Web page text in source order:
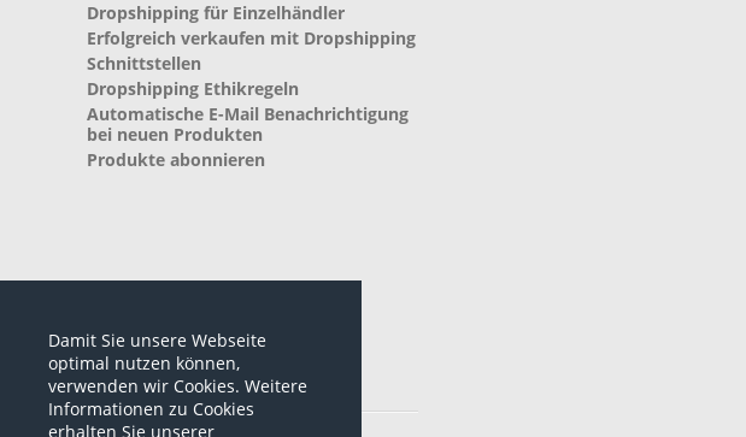
Dropshipping für Einzelhändler
Erfolgreich verkaufen mit Dropshipping
Schnittstellen
Dropshipping Ethikregeln
Automatische E-Mail Benachrichtigung
bei neuen Produkten
Produkte abonnieren
*alle Preise sind netto Preise
Damit Sie unsere Webseite
optimal nutzen können,
verwenden wir Cookies. Weitere
Informationen zu Cookies
erhalten Sie unserer